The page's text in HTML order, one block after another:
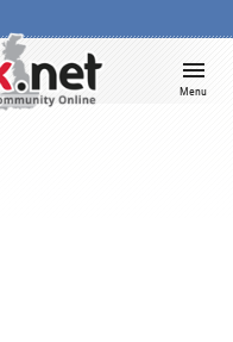
Menu